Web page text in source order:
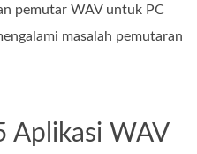
pemutar WAV untuk PC
masalah pemutaran
Aplikasi WAV